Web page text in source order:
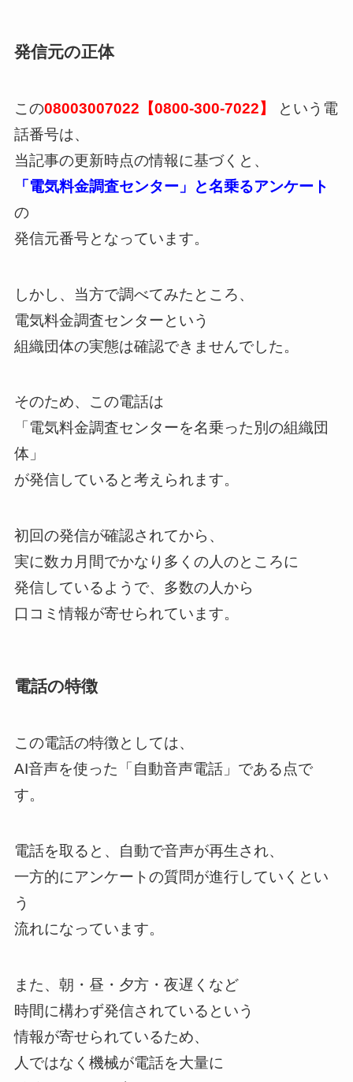
発信元の正体
この08003007022【0800-300-7022】
という電
話番号は、
当記事の更新時点の情報に基づくと、
「電気料金調査センター」と名乗るアンケート
の
発信元番号となっています。
しかし、当方で調べてみたところ、
電気料金調査センターという
組織団体の実態は確認できませんでした。
そのため、この電話は
「電気料金調査センターを名乗った別の組織団
体」
が発信していると考えられます。
初回の発信が確認されてから、
実に数カ月間でかなり多くの人のところに
発信しているようで、多数の人から
口コミ情報が寄せられています。
電話の特徴
この電話の特徴としては、
AI音声を使った「自動音声電話」である点で
す。
電話を取ると、自動で音声が再生され、
一方的にアンケートの質問が進行していくとい
う
流れになっています。
また、朝・昼・夕方・夜遅くなど
時間に構わず発信されているという
情報が寄せられているため、
人ではなく機械が電話を大量に